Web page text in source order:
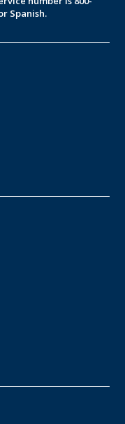
Spanish.